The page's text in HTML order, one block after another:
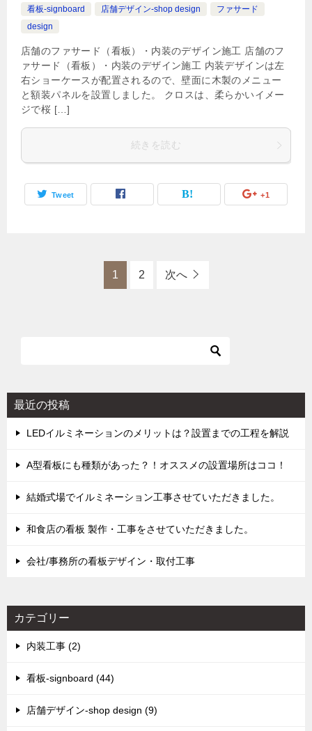
看板-signboard
店舗デザイン-shop design
ファサード
design
店舗のファサード（看板）・内装のデザイン施工 店舗のフ
ァサード（看板）・内装のデザイン施工 内装デザインは左
右ショーケースが配置されるので、壁面に木製のメニュー
と額装パネルを設置しました。 クロスは、柔らかいイメー
ジで桜 […]
続きを読む
Tweet +1
1 2 次へ
最近の投稿
LEDイルミネーションのメリットは？設置までの工程を解説
A型看板にも種類があった？！オススメの設置場所はココ！
結婚式場でイルミネーション工事させていただきました。
和食店の看板 製作・工事をさせていただきました。
会社/事務所の看板デザイン・取付工事
カテゴリー
内装工事 (2)
看板-signboard (44)
店舗デザイン-shop design (9)